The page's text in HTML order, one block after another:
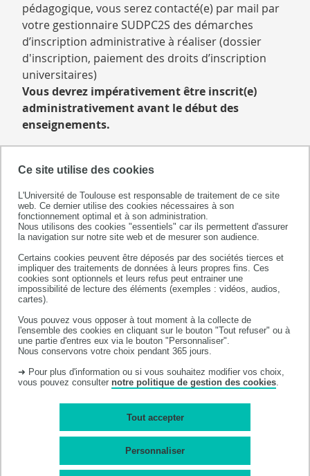
Ce site utilise des cookies
L'Université de Toulouse est responsable de traitement de ce site
web. Ce dernier utilise des cookies nécessaires à son
fonctionnement optimal et à son administration.
Nous utilisons des cookies "essentiels" car ils permettent d'assurer
la navigation sur notre site web et de mesurer son audience.
Certains cookies peuvent être déposés par des sociétés tierces et
impliquer des traitements de données à leurs propres fins. Ces
cookies sont optionnels et leurs refus peut entrainer une
impossibilité de lecture des éléments (exemples : vidéos, audios,
cartes).
Vous pouvez vous opposer à tout moment à la collecte de
l'ensemble des cookies en cliquant sur le bouton "Tout refuser" ou à
une partie d'entres eux via le bouton "Personnaliser".
Nous conservons votre choix pendant 365 jours.
➜ Pour plus d'information ou si vous souhaitez modifier vos choix,
vous pouvez consulter notre politique de gestion des cookies
Tout accepter
Personnaliser
pédagogique, vous serez contacté(e) par mail par
votre gestionnaire SUDPC2S des démarches
d’inscription administrative à réaliser (dossier
d'inscription, paiement des droits d’inscription
universitaires)
Vous devrez impérativement être inscrit(e)
administrativement avant le début des
enseignements.
Faculté de santé
133 route de Narbonne
31062 TOULOUSE CEDEX 09
Tél: +33 (0)5 62 88 90 00
Mentions légales
Plan du site
Accessibilité : non-
conforme